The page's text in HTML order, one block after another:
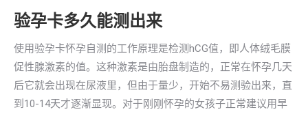
验孕卡多久能测出来
使用验孕卡怀孕自测的工作原理是检测hCG值，即人体绒毛膜
促性腺激素的值。这种激素是由胎盘制造的，正常在怀孕几天
后它就会出现在尿液里，但由于量少，开始不易测验出来，直
到10-14天才逐渐显现。对于刚刚怀孕的女孩子正常建议用早